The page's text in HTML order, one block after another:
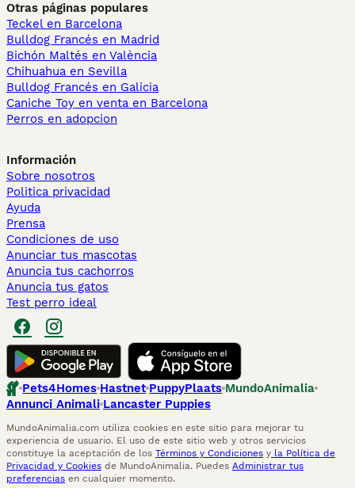
Otras páginas populares
Teckel en Barcelona
Bulldog Francés en Madrid
Bichón Maltés en València
Chihuahua en Sevilla
Bulldog Francés en Galicia
Caniche Toy en venta en Barcelona
Perros en adopcion
Información
Sobre nosotros
Politica privacidad
Ayuda
Prensa
Condiciones de uso
Anunciar tus mascotas
Anuncia tus cachorros
Anuncia tus gatos
Test perro ideal
Pets4Homes Hastnet PuppyPlaats MundoAnimalia
Annunci Animali Lancaster Puppies
MundoAnimalia.com utiliza cookies en este sitio para mejorar tu
experiencia de usuario. El uso de este sitio web y otros servicios
constituye la aceptación de los Términos y Condiciones y la Política de
Privacidad y Cookies de MundoAnimalia. Puedes Administrar tus
preferencias en cualquier momento.